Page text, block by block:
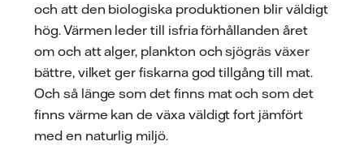
och att den biologiska produktionen blir väldigt
hög. Värmen leder till isfria förhållanden året
om och att alger, plankton och sjögräs växer
bättre, vilket ger fiskarna god tillgång till mat.
Och så länge som det finns mat och som det
finns värme kan de växa väldigt fort jämfört
med en naturlig miljö.